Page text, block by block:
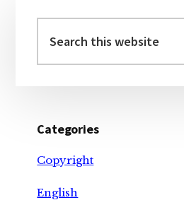
Sidebar
this
website
Categories
Copyright
English